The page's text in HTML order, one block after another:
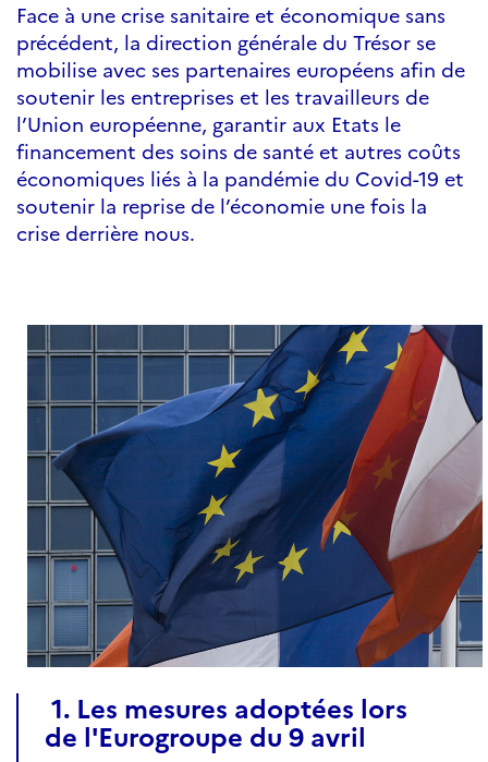
Face à une crise sanitaire et économique sans
précédent, la direction générale du Trésor se
mobilise avec ses partenaires européens afin de
soutenir les entreprises et les travailleurs de
l’Union européenne, garantir aux Etats le
financement des soins de santé et autres coûts
économiques liés à la pandémie du Covid-19 et
soutenir la reprise de l’économie une fois la
crise derrière nous.
1. Les mesures adoptées lors
de l'Eurogroupe du 9 avril